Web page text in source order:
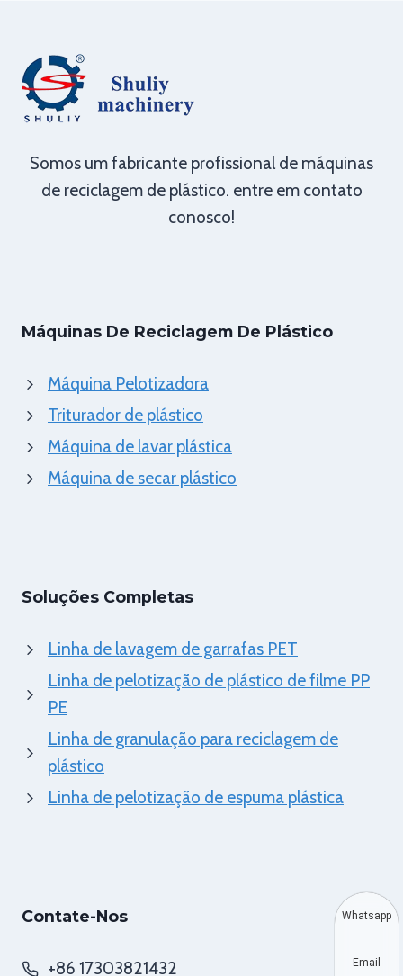
Somos um fabricante profissional de máquinas
de reciclagem de plástico. entre em contato
conosco!
Máquinas De Reciclagem De Plástico
Máquina Pelotizadora
Triturador de plástico
Máquina de lavar plástica
Máquina de secar plástico
Soluções Completas
Linha de lavagem de garrafas PET
Linha de pelotização de plástico de filme PP
PE
Linha de granulação para reciclagem de
plástico
Linha de pelotização de espuma plástica
Contate-Nos
+86 17303821432
Whatsapp
Email